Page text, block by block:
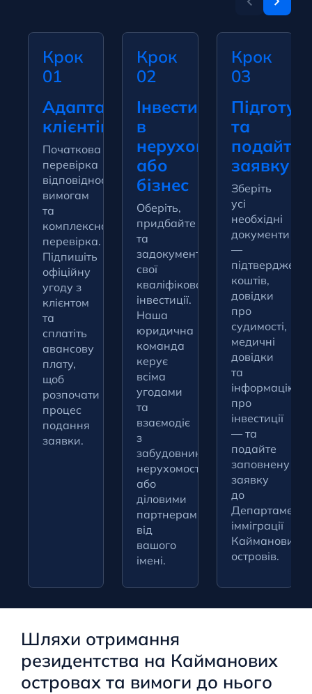
Крок
01
Адаптація
клієнтів
Початкова
перевірка
відповідності
вимогам
та
комплексна
перевірка.
Підпишіть
офіційну
угоду з
клієнтом
та
сплатіть
авансову
плату,
щоб
розпочати
процес
подання
заявки.
Крок
02
Інвестиції
в
нерухомість
або
бізнес
Оберіть,
придбайте
та
задокументуйте
свої
кваліфіковані
інвестиції.
Наша
юридична
команда
керує
всіма
угодами
та
взаємодіє
з
забудовниками
нерухомості
або
діловими
партнерами
від
вашого
імені.
Крок
03
та
подайте
заявку
Зберіть
усі
необхідні
документи
—
коштів,
довідки
про
судимості,
медичні
довідки
та
інформацію
про
інвестиції
— та
подайте
заповнену
заявку
до
Департаменту
імміграції
Кайманових
островів.
Шляхи отримання
резидентства на Кайманових
островах та вимоги до нього